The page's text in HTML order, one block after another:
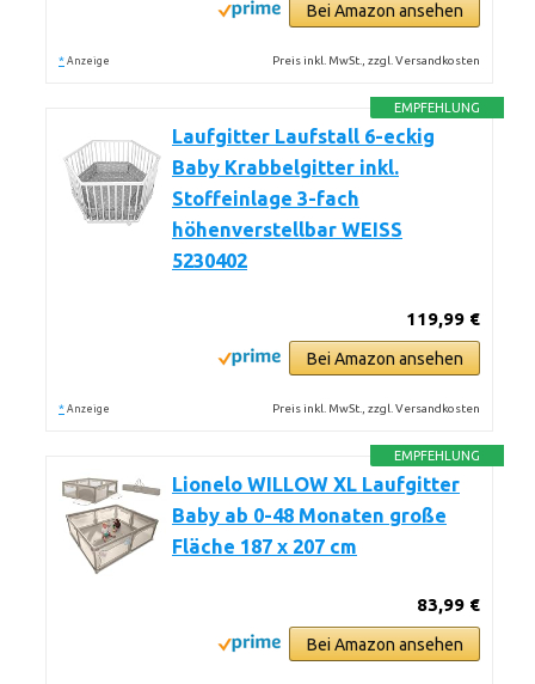
Bei Amazon ansehen
* Anzeige Preis inkl. MwSt., zzgl. Versandkosten
EMPFEHLUNG
Laufgitter Laufstall 6-eckig
Baby Krabbelgitter inkl.
Stoffeinlage 3-fach
höhenverstellbar WEISS
5230402
119,99 €
Bei Amazon ansehen
* Anzeige Preis inkl. MwSt., zzgl. Versandkosten
EMPFEHLUNG
Lionelo WILLOW XL Laufgitter
Baby ab 0-48 Monaten große
Fläche 187 x 207 cm
83,99 €
Bei Amazon ansehen